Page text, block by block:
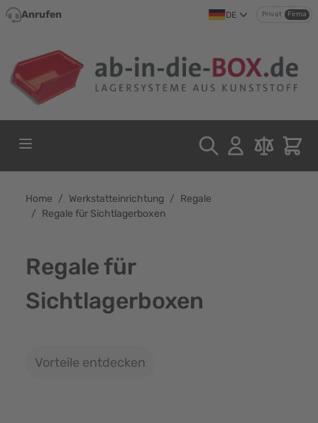
Direkt zum Inhalt
Anrufen DE Privat Firma
Home / Werkstatteinrichtung / Regale
/ Regale für Sichtlagerboxen
Regale für
Sichtlagerboxen
Vorteile entdecken